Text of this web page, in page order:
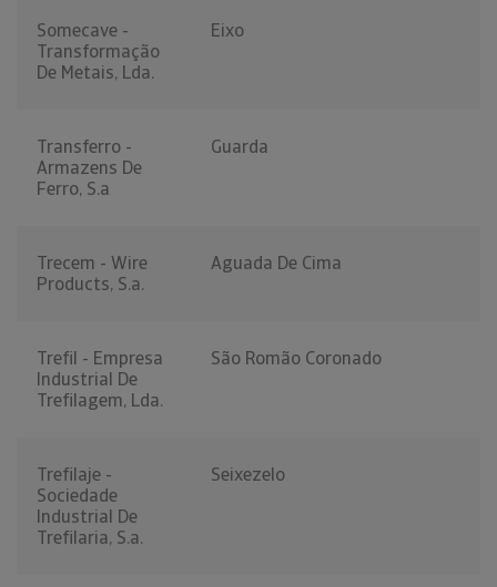
Somecave -
Transformação
De Metais, Lda.
Eixo
Transferro -
Armazens De
Ferro, S.a
Guarda
Trecem - Wire
Products, S.a.
Aguada De Cima
Trefil - Empresa
Industrial De
Trefilagem, Lda.
São Romão Coronado
Trefilaje -
Sociedade
Industrial De
Trefilaria, S.a.
Seixezelo